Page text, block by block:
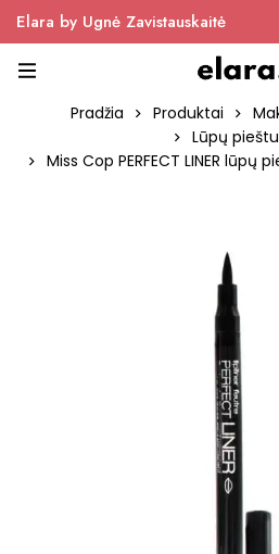
Elara by Ugnė Zavistauskaitė
Pradžia Produktai
Lūpų
Miss Cop PERFECT LINER lūpų